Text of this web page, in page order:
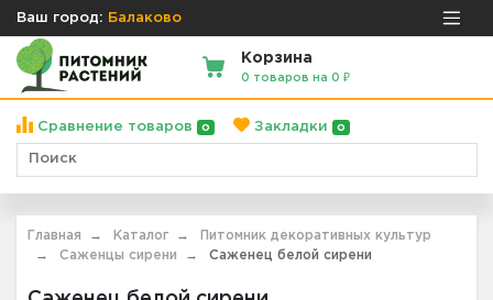
Ваш город: Балаково
Корзина
0 товаров на 0 ₽
Сравнение товаров 0 Закладки 0
Главная Каталог
Питомник декоративных культур
Саженцы сирени
Саженец белой сирени